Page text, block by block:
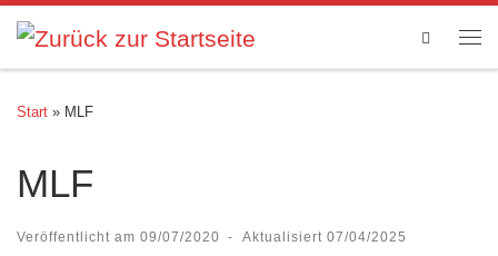
Zum Inhalt springen
Search
Start » MLF
MLF
Veröffentlicht am 09/07/2020 - Aktualisiert 07/04/2025